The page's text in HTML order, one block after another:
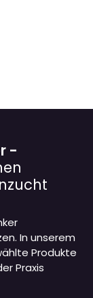
-
In unserem
Produkte
Praxis